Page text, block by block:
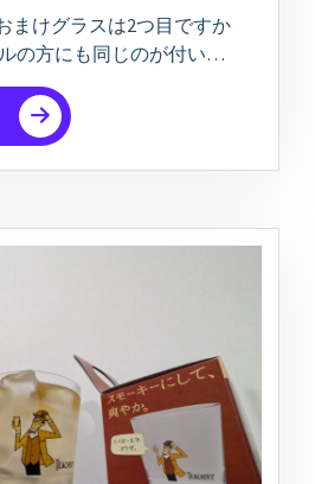
まけグラスは2つ目ですか
の方にも同じのが付い…